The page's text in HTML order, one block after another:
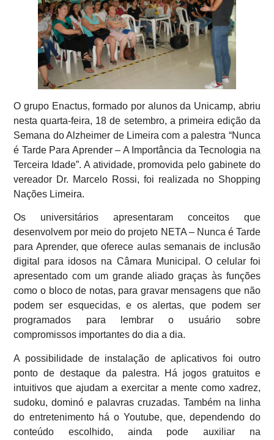
O grupo Enactus, formado por alunos da Unicamp, abriu
nesta quarta-feira, 18 de setembro, a primeira edição da
Semana do Alzheimer de Limeira com a palestra “Nunca
é Tarde Para Aprender – A Importância da Tecnologia na
Terceira Idade”. A atividade, promovida pelo gabinete do
vereador Dr. Marcelo Rossi, foi realizada no Shopping
Nações Limeira.
Os universitários apresentaram conceitos que
desenvolvem por meio do projeto NETA – Nunca é Tarde
para Aprender, que oferece aulas semanais de inclusão
digital para idosos na Câmara Municipal. O celular foi
apresentado com um grande aliado graças às funções
como o bloco de notas, para gravar mensagens que não
podem ser esquecidas, e os alertas, que podem ser
programados para lembrar o usuário sobre
compromissos importantes do dia a dia.
A possibilidade de instalação de aplicativos foi outro
ponto de destaque da palestra. Há jogos gratuitos e
intuitivos que ajudam a exercitar a mente como xadrez,
sudoku, dominó e palavras cruzadas. Também na linha
do entretenimento há o Youtube, que, dependendo do
conteúdo escolhido, ainda pode auxiliar na